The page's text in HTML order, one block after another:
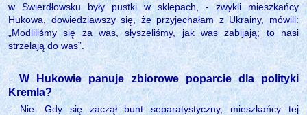
w Swierdłowsku były pustki w sklepach, - zwykli mieszkańcy
Hukowa, dowiedziawszy się, że przyjechałam z Ukrainy, mówili:
„Modliliśmy się za was, słyszeliśmy, jak was zabijają; to nasi
strzelają do was”.
-W Hukowie panuje zbiorowe poparcie dla polityki
Kremla?
- Nie. Gdy się zaczął bunt separatystyczny, mieszkańcy tej